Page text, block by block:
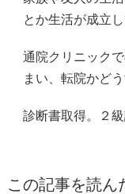
とか生活が成立
通院クリニック
まい、転院かど
診断書取得。 ２
この記事を読ん